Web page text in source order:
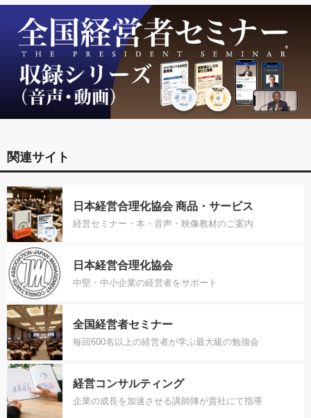
関連サイト
日本経営合理化協会 商品・サービス
経営セミナー・本・音声・映像教材のご案内
日本経営合理化協会
中堅・中小企業の経営者をサポート
全国経営者セミナー
毎回600名以上の経営者が学ぶ最大級の勉強会
経営コンサルティング
企業の成長を加速させる講師陣が貴社にて指導